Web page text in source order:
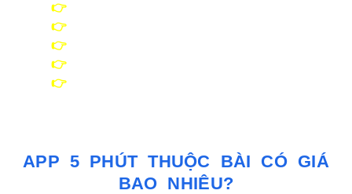
👉
👉
👉
👉
👉
APP 5 PHÚT THUỘC BÀI CÓ GIÁ
BAO NHIÊU?